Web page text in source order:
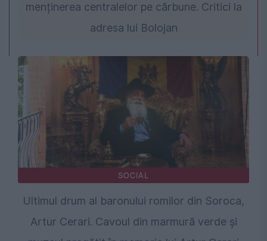
menținerea centralelor pe cărbune. Critici la
adresa lui Bolojan
SOCIAL
Ultimul drum al baronului romilor din Soroca,
Artur Cerari. Cavoul din marmură verde și